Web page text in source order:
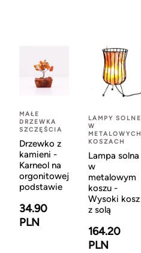
MAŁE
DRZEWKA
SZCZĘŚCIA
Drzewko z
kamieni -
Karneol na
orgonitowej
podstawie
34.90
PLN
LAMPY SOLNE
W
METALOWYCH
KOSZACH
Lampa solna
w
metalowym
koszu -
Wysoki kosz
z solą
164.20
PLN